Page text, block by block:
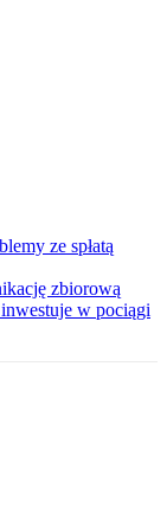
ze spłatą
zbiorową
w pociągi